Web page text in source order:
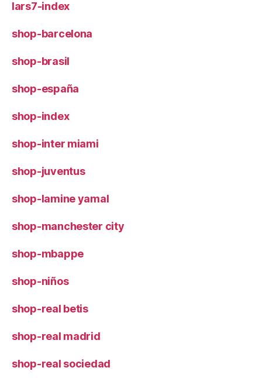
lars7-index
shop-barcelona
shop-brasil
shop-españa
shop-index
shop-inter miami
shop-juventus
shop-lamine yamal
shop-manchester city
shop-mbappe
shop-niños
shop-real betis
shop-real madrid
shop-real sociedad